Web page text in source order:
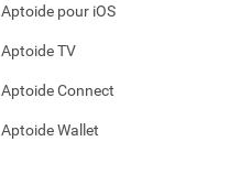
Aptoide pour iOS
Aptoide TV
Aptoide Connect
Aptoide Wallet